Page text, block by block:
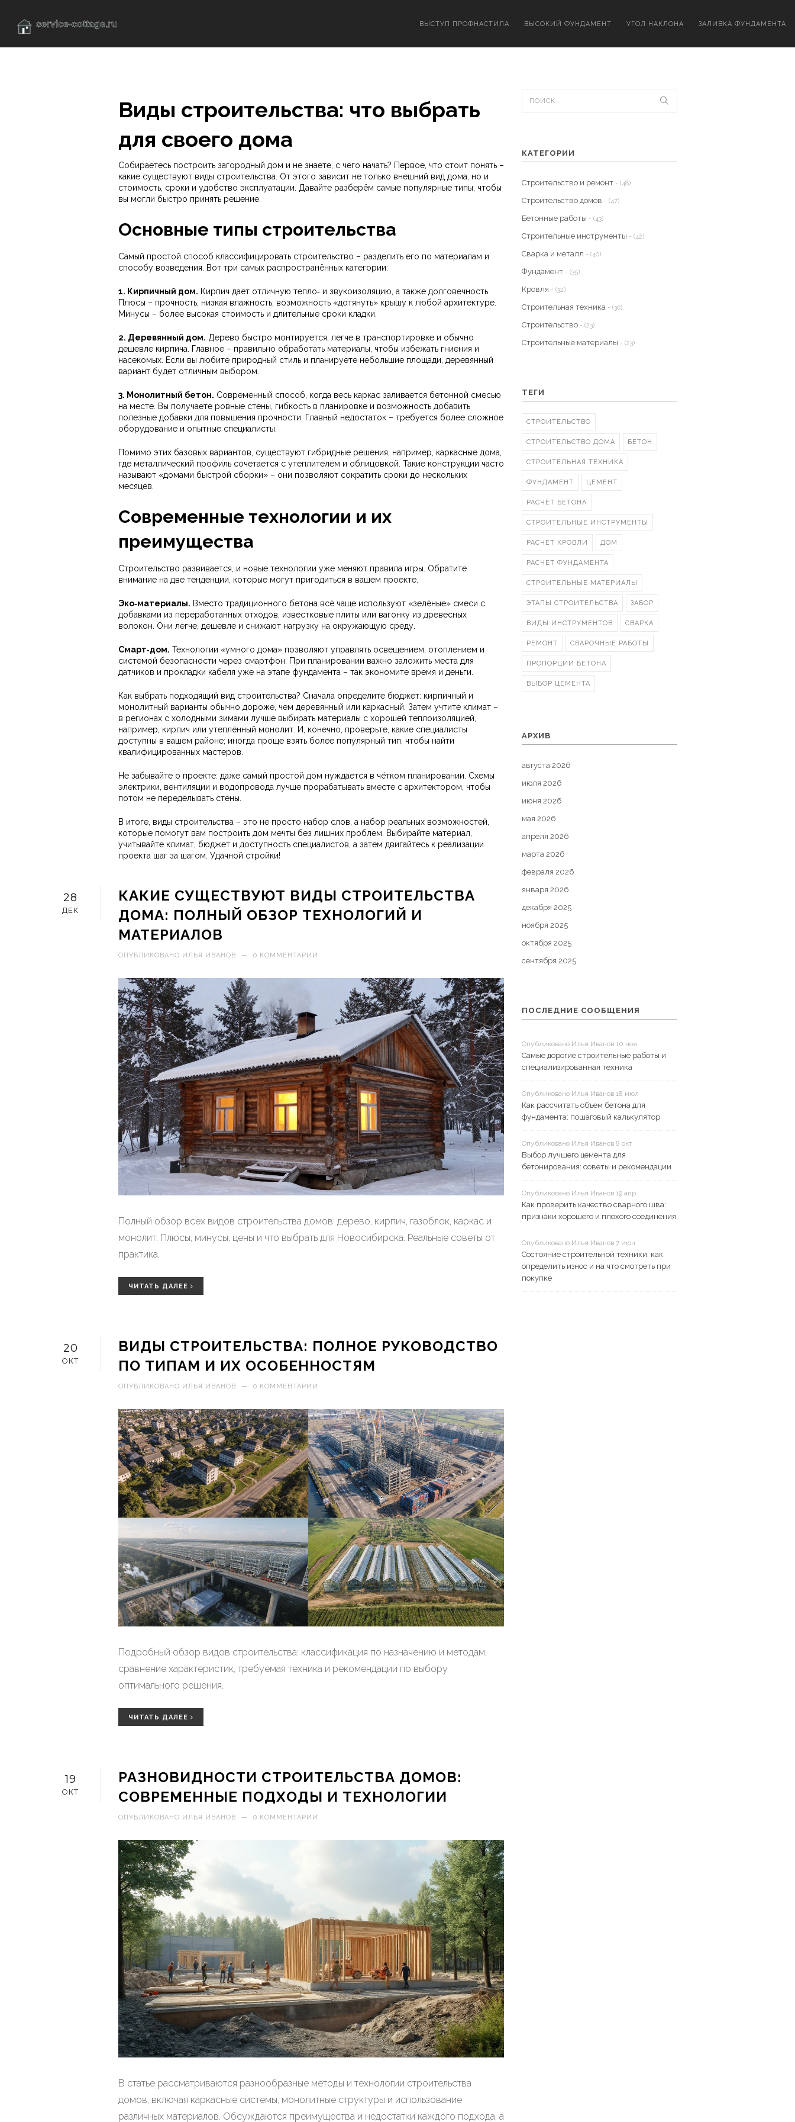
ВЫСТУП ПРОФНАСТИЛА ВЫСОКИЙ ФУНДАМЕНТ УГОЛ НАКЛОНА ЗАЛИВКА ФУНДАМЕНТА
Виды строительства: что выбрать
для своего дома
Собираетесь построить загородный дом и не знаете, с чего начать? Первое, что стоит понять –
какие существуют виды строительства. От этого зависит не только внешний вид дома, но и
стоимость, сроки и удобство эксплуатации. Давайте разберём самые популярные типы, чтобы
вы могли быстро принять решение.
Основные типы строительства
Самый простой способ классифицировать строительство – разделить его по материалам и
способу возведения. Вот три самых распространённых категории:
1. Кирпичный дом. Кирпич даёт отличную тепло‑ и звукоизоляцию, а также долговечность.
Плюсы – прочность, низкая влажность, возможность «дотянуть» крышу к любой архитектуре.
Минусы – более высокая стоимость и длительные сроки кладки.
2. Деревянный дом. Дерево быстро монтируется, легче в транспортировке и обычно
дешевле кирпича. Главное – правильно обработать материалы, чтобы избежать гниения и
насекомых. Если вы любите природный стиль и планируете небольшие площади, деревянный
вариант будет отличным выбором.
3. Монолитный бетон. Современный способ, когда весь каркас заливается бетонной смесью
на месте. Вы получаете ровные стены, гибкость в планировке и возможность добавить
полезные добавки для повышения прочности. Главный недостаток – требуется более сложное
оборудование и опытные специалисты.
Помимо этих базовых вариантов, существуют гибридные решения, например, каркасные дома,
где металлический профиль сочетается с утеплителем и облицовкой. Такие конструкции часто
называют «домами быстрой сборки» – они позволяют сократить сроки до нескольких
месяцев.
Современные технологии и их
преимущества
Строительство развивается, и новые технологии уже меняют правила игры. Обратите
внимание на две тенденции, которые могут пригодиться в вашем проекте.
Эко‑материалы. Вместо традиционного бетона всё чаще используют «зелёные» смеси с
добавками из переработанных отходов, известковые плиты или вагонку из древесных
волокон. Они легче, дешевле и снижают нагрузку на окружающую среду.
Смарт‑дом. Технологии «умного дома» позволяют управлять освещением, отоплением и
системой безопасности через смартфон. При планировании важно заложить места для
датчиков и прокладки кабеля уже на этапе фундамента – так экономите время и деньги.
Как выбрать подходящий вид строительства? Сначала определите бюджет: кирпичный и
монолитный варианты обычно дороже, чем деревянный или каркасный. Затем учтите климат –
в регионах с холодными зимами лучше выбирать материалы с хорошей теплоизоляцией,
например, кирпич или утеплённый монолит. И, конечно, проверьте, какие специалисты
доступны в вашем районе; иногда проще взять более популярный тип, чтобы найти
квалифицированных мастеров.
Не забывайте о проекте: даже самый простой дом нуждается в чётком планировании. Схемы
электрики, вентиляции и водопровода лучше прорабатывать вместе с архитектором, чтобы
потом не переделывать стены.
В итоге, виды строительства – это не просто набор слов, а набор реальных возможностей,
которые помогут вам построить дом мечты без лишних проблем. Выбирайте материал,
учитывайте климат, бюджет и доступность специалистов, а затем двигайтесь к реализации
проекта шаг за шагом. Удачной стройки!
28
ДЕК
КАКИЕ СУЩЕСТВУЮТ ВИДЫ СТРОИТЕЛЬСТВА
ДОМА: ПОЛНЫЙ ОБЗОР ТЕХНОЛОГИЙ И
МАТЕРИАЛОВ
ОПУБЛИКОВАНО ИЛЬЯ ИВАНОВ — 0 КОММЕНТАРИИ
Полный обзор всех видов строительства домов: дерево, кирпич, газоблок, каркас и
монолит. Плюсы, минусы, цены и что выбрать для Новосибирска. Реальные советы от
практика.
ЧИТАТЬ ДАЛЕЕ
20
ОКТ
ВИДЫ СТРОИТЕЛЬСТВА: ПОЛНОЕ РУКОВОДСТВО
ПО ТИПАМ И ИХ ОСОБЕННОСТЯМ
ОПУБЛИКОВАНО ИЛЬЯ ИВАНОВ — 0 КОММЕНТАРИИ
Подробный обзор видов строительства: классификация по назначению и методам,
сравнение характеристик, требуемая техника и рекомендации по выбору
оптимального решения.
ЧИТАТЬ ДАЛЕЕ
19
ОКТ
РАЗНОВИДНОСТИ СТРОИТЕЛЬСТВА ДОМОВ:
СОВРЕМЕННЫЕ ПОДХОДЫ И ТЕХНОЛОГИИ
ОПУБЛИКОВАНО ИЛЬЯ ИВАНОВ — 0 КОММЕНТАРИИ
В статье рассматриваются разнообразные методы и технологии строительства
домов, включая каркасные системы, монолитные структуры и использование
различных материалов. Обсуждаются преимущества и недостатки каждого подхода, а
КАТЕГОРИИ
Строительство и ремонт - (48)
Строительство домов - (47)
Бетонные работы - (43)
Строительные инструменты - (42)
Сварка и металл - (40)
Фундамент - (35)
Кровля - (32)
Строительная техника - (30)
Строительство - (23)
Строительные материалы - (23)
ТЕГИ
СТРОИТЕЛЬСТВО
СТРОИТЕЛЬСТВО ДОМА БЕТОН
СТРОИТЕЛЬНАЯ ТЕХНИКА
ФУНДАМЕНТ ЦЕМЕНТ
РАСЧЕТ БЕТОНА
СТРОИТЕЛЬНЫЕ ИНСТРУМЕНТЫ
РАСЧЕТ КРОВЛИ ДОМ
РАСЧЕТ ФУНДАМЕНТА
СТРОИТЕЛЬНЫЕ МАТЕРИАЛЫ
ЭТАПЫ СТРОИТЕЛЬСТВА ЗАБОР
ВИДЫ ИНСТРУМЕНТОВ СВАРКА
РЕМОНТ СВАРОЧНЫЕ РАБОТЫ
ПРОПОРЦИИ БЕТОНА
ВЫБОР ЦЕМЕНТА
АРХИВ
августа 2026
июля 2026
июня 2026
мая 2026
апреля 2026
марта 2026
февраля 2026
января 2026
декабря 2025
ноября 2025
октября 2025
сентября 2025
ПОСЛЕДНИЕ СООБЩЕНИЯ
Опубликовано Илья Иванов 10 ноя
Самые дорогие строительные работы и
специализированная техника
Опубликовано Илья Иванов 18 июл
Как рассчитать объем бетона для
фундамента: пошаговый калькулятор
Опубликовано Илья Иванов 8 окт
Выбор лучшего цемента для
бетонирования: советы и рекомендации
Опубликовано Илья Иванов 19 апр
Как проверить качество сварного шва:
признаки хорошего и плохого соединения
Опубликовано Илья Иванов 7 июн
Состояние строительной техники: как
определить износ и на что смотреть при
покупке